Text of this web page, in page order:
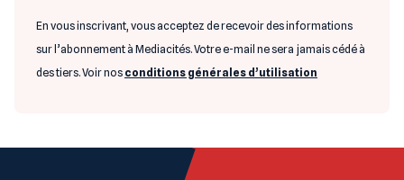
En vous inscrivant, vous acceptez de recevoir des informations
sur l’abonnement à Mediacités. Votre e-mail ne sera jamais cédé à
des tiers. Voir nos conditions générales d’utilisation